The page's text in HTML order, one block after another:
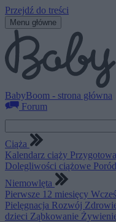
Przejdź do treści
Menu główne
BabyBoom - strona główna
Forum
Ciąża
Kalendarz ciąży
Dolegliwości ciążowe Poród
Niemowlęta
Pierwsze 12 miesięcy
Pielęgnacja Rozwój
dzieci Ząbkowanie